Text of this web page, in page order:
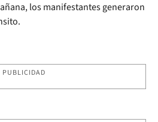
los manifestantes generaron
PUBLICIDAD